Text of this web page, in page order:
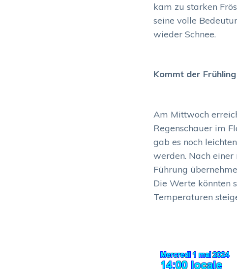
kam zu starken
seine volle
wieder Schnee.
Kommt der
Am Mittwoch
Regenschauer im
gab es noch
werden. Nach
Führung
Die Werte könnten
Temperaturen